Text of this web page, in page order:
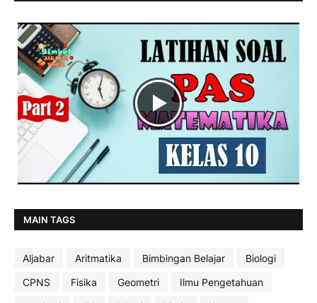
MAIN TAGS
Aljabar Aritmatika Bimbingan Belajar
Biologi
CPNS
Fisika Geometri
Ilmu Pengetahuan